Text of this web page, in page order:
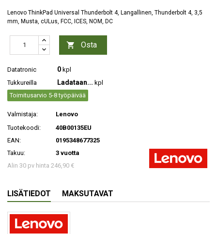
Lenovo ThinkPad Universal Thunderbolt 4, Langallinen, Thunderbolt 4, 3,5
mm, Musta, cULus, FCC, ICES, NOM, DC
 Osta
Datatronic 0 kpl
Tukkureilla
Ladataan... kpl
Toimitusarvio 5-8 työpäivää
Valmistaja:
Lenovo
Tuotekoodi:
40B00135EU
EAN:
0195348677325
Takuu:
3 vuotta
Alin 30 pv hinta 246,90 €
LISÄTIEDOT MAKSUTAVAT